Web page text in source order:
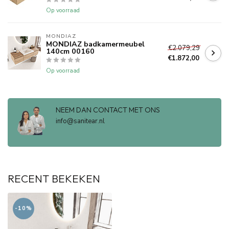
Op voorraad
MONDIAZ
MONDIAZ badkamermeubel
140cm 00160
Op voorraad
€2.079,29
€1.872,00
NEEM DAN CONTACT MET ONS
info@sanitear.nl
RECENT BEKEKEN
-10%